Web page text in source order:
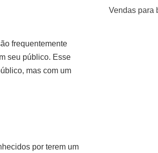
frequentemente
seu público. Esse
mas com um
por terem um
Vendas para